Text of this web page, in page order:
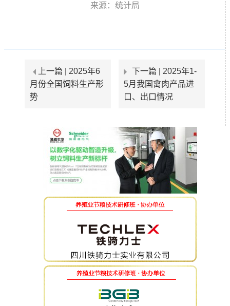
来源：统计局
上一篇 | 2025年6
月份全国饲料生产形
势
下一篇 | 2025年1-
5月我国禽肉产品进
口、出口情况